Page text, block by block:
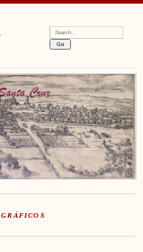
Search: